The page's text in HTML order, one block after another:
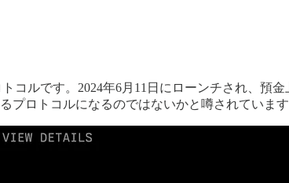
トコルです。2024年6月11日にローンチされ、
プロトコルになるのではないかと噂されています